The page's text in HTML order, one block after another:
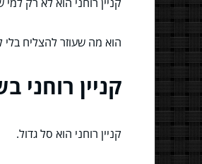
הוא מה שעוזר להצליח
קניין
קניין רוחני הוא סל גדול.